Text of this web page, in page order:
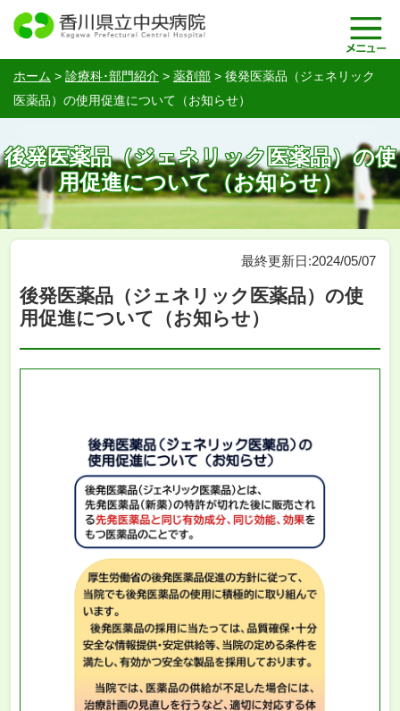
ホーム > 診療科･部門紹介 > 薬剤部 > 後発医薬品（ジェネリック
医薬品）の使用促進について（お知らせ）
後発医薬品（ジェネリック医薬品）の使
用促進について（お知らせ）
最終更新日:2024/05/07
後発医薬品（ジェネリック医薬品）の使
用促進について（お知らせ）